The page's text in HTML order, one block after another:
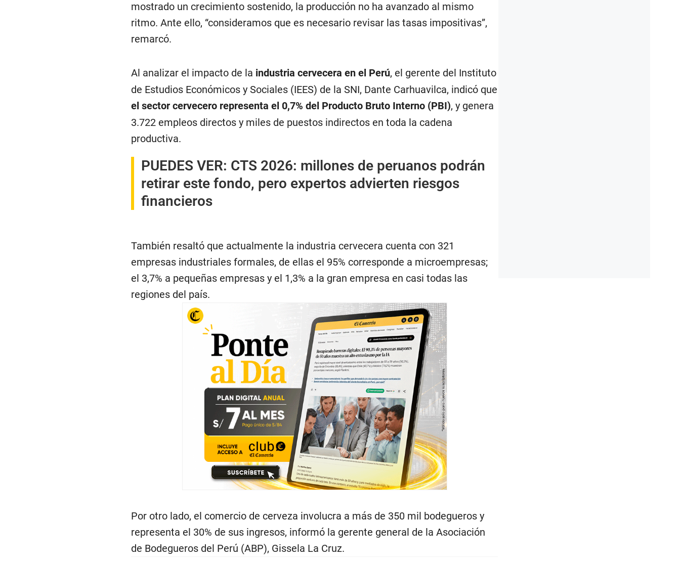
mostrado un crecimiento sostenido, la producción no ha avanzado al mismo
ritmo. Ante ello, “consideramos que es necesario revisar las tasas impositivas”,
remarcó.
Al analizar el impacto de la industria cervecera en el Perú, el gerente del Instituto
de Estudios Económicos y Sociales (IEES) de la SNI, Dante Carhuavilca, indicó que
el sector cervecero representa el 0,7% del Producto Bruto Interno (PBI), y genera
3.722 empleos directos y miles de puestos indirectos en toda la cadena
productiva.
PUEDES VER: CTS 2026: millones de peruanos podrán
retirar este fondo, pero expertos advierten riesgos
financieros
También resaltó que actualmente la industria cervecera cuenta con 321
empresas industriales formales, de ellas el 95% corresponde a microempresas;
el 3,7% a pequeñas empresas y el 1,3% a la gran empresa en casi todas las
regiones del país.
Por otro lado, el comercio de cerveza involucra a más de 350 mil bodegueros y
representa el 30% de sus ingresos, informó la gerente general de la Asociación
de Bodegueros del Perú (ABP), Gissela La Cruz.